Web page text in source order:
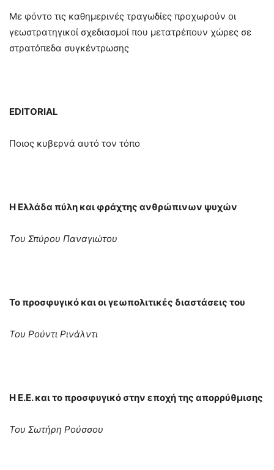
Με φόντο τις καθημερινές τραγωδίες προχωρούν οι
γεωστρατηγικοί σχεδιασμοί που μετατρέπουν χώρες σε
στρατόπεδα συγκέντρωσης
EDITORIAL
Ποιος κυβερνά αυτό τον τόπο
Η Ελλάδα πύλη και φράχτης ανθρώπινων ψυχών
Του Σπύρου Παναγιώτου
Το προσφυγικό και οι γεωπολιτικές διαστάσεις του
Του Ρούντι Ρινάλντι
H E.E. και το προσφυγικό στην εποχή της απορρύθμισης
Του Σωτήρη Ρούσσου